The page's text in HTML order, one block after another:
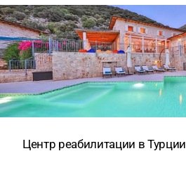
Центр реабилитации в Турции